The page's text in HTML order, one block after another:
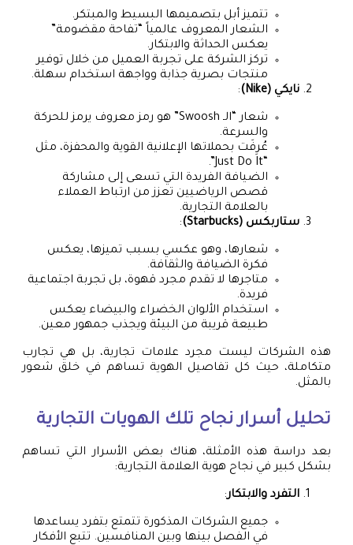
تتميز أبل بتصميمها البسيط والمبتكر.
الشعار المعروف عالمياً “تفاحة مقضومة”
يعكس الحداثة والابتكار.
تركز الشركة على تجربة العميل من خلال توفير
منتجات بصرية جذابة وواجهة استخدام سهلة.
نايكي (Nike)
:
شعار “الـ Swoosh” هو رمز معروف يرمز للحركة
والسرعة.
عُرِفَت بحملاتها الإعلانية القوية والمحفزة، مثل
“Just Do It”.
الضيافة الفريدة التي تسعى إلى مشاركة
قصص الرياضيين تعزز من ارتباط العملاء
بالعلامة التجارية.
ستاربكس (Starbucks)
:
شعارها، وهو عكسي بسبب تميزها، يعكس
فكرة الضيافة والثقافة.
متاجرها لا تقدم مجرد قهوة، بل تجربة اجتماعية
فريدة.
استخدام الألوان الخضراء والبيضاء يعكس
طبيعة قريبة من البيئة ويجذب جمهور معين.
هذه الشركات ليست مجرد علامات تجارية، بل هي تجارب
متكاملة، حيث كل تفاصيل الهوية تساهم في خلق شعور
بالمثل.
تحليل أسرار نجاح تلك الهويات التجارية
بعد دراسة هذه الأمثلة، هناك بعض الأسرار التي تساهم
بشكل كبير في نجاح هوية العلامة التجارية:
التفرد والابتكار:
جميع الشركات المذكورة تتمتع بتفرد يساعدها
في الفصل بينها وبين المنافسين. تتبع الأفكار